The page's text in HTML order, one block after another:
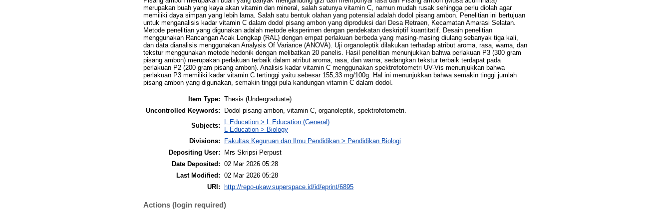
merupakan buah yang kaya akan vitamin dan mineral, salah satunya vitamin C, namun mudah rusak sehingga perlu diolah agar
memiliki daya simpan yang lebih lama. Salah satu bentuk olahan yang potensial adalah dodol pisang ambon. Penelitian ini bertujuan
untuk menganalisis kadar vitamin C dalam dodol pisang ambon yang diproduksi dari Desa Retraen, Kecamatan Amarasi Selatan.
Metode penelitian yang digunakan adalah metode eksperimen dengan pendekatan deskriptif kuantitatif. Desain penelitian
menggunakan Rancangan Acak Lengkap (RAL) dengan empat perlakuan berbeda yang masing-masing diulang sebanyak tiga kali,
dan data dianalisis menggunakan Analysis Of Variance (ANOVA). Uji organoleptik dilakukan terhadap atribut aroma, rasa, warna, dan
tekstur menggunakan metode hedonik dengan melibatkan 20 panelis. Hasil penelitian menunjukkan bahwa perlakuan P3 (300 gram
pisang ambon) merupakan perlakuan terbaik dalam atribut aroma, rasa, dan warna, sedangkan tekstur terbaik terdapat pada
perlakuan P2 (200 gram pisang ambon). Analisis kadar vitamin C menggunakan spektrofotometri UV-Vis menunjukkan bahwa
perlakuan P3 memiliki kadar vitamin C tertinggi yaitu sebesar 155,33 mg/100g. Hal ini menunjukkan bahwa semakin tinggi jumlah
pisang ambon yang digunakan, semakin tinggi pula kandungan vitamin C dalam dodol.
Item Type: Thesis (Undergraduate)
Uncontrolled Keywords:
Dodol pisang ambon, vitamin C, organoleptik, spektrofotometri.
Subjects:
L Education > L Education (General)
L Education > Biology
Divisions:
Fakultas Keguruan dan Ilmu Pendidikan > Pendidikan Biologi
Depositing User:
Mrs Skripsi Perpust
Date Deposited: 02 Mar 2026 05:28
Last Modified: 02 Mar 2026 05:28
URI:
http://repo-ukaw.superspace.id/id/eprint/6895
Actions (login required)